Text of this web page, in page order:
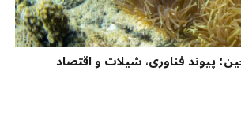
پیوند فناوری، شیلات و اقتصاد